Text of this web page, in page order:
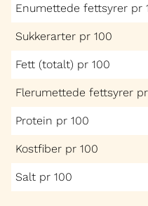
Enumettede fettsyrer pr
Sukkerarter pr 100
Fett (totalt) pr 100
Flerumettede fettsyrer
Protein pr 100
Kostfiber pr 100
Salt pr 100